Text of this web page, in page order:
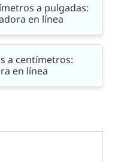
a pulgadas:
en línea
a centímetros:
en línea